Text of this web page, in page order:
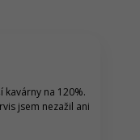
na 120%.
jsem nezažil ani